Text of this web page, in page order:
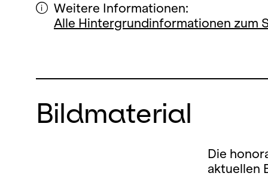
Weitere Informationen:
Alle Hintergrundinformationen zum
Bildmaterial
Die
aktuellen